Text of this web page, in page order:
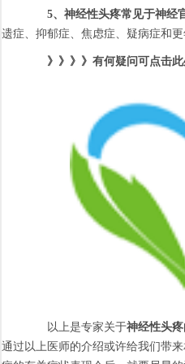
5、神经性头疼常见于神经
遗症、抑郁症、焦虑症、疑病症和更
》》》》有何疑问可点击
以上是专家关于神经性头
通过以上医师的介绍或许给我们带